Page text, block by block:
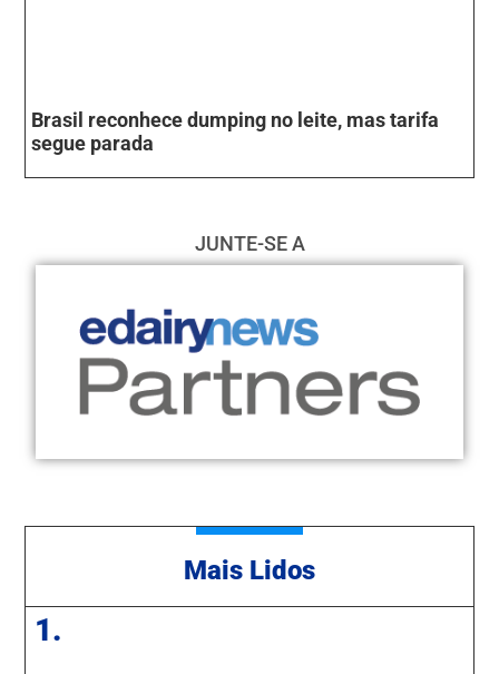
Brasil reconhece dumping no leite, mas tarifa
segue parada
JUNTE-SE A
Mais Lidos
1.